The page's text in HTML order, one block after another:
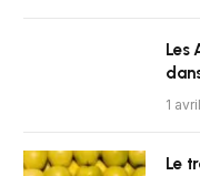
Les
1
Le